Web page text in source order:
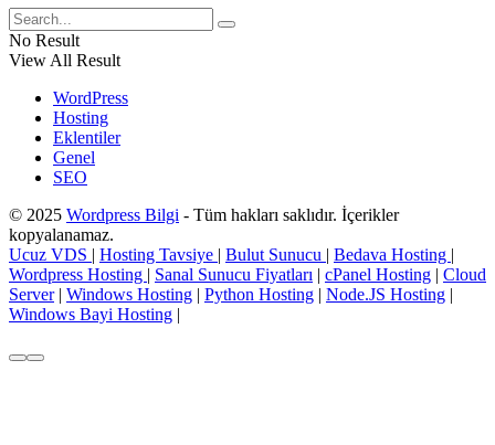
No Result
View All Result
WordPress
Hosting
Eklentiler
Genel
SEO
© 2025 Wordpress Bilgi - Tüm hakları saklıdır. İçerikler
kopyalanamaz.
Ucuz VDS | Hosting Tavsiye | Bulut Sunucu | Bedava Hosting |
Wordpress Hosting | Sanal Sunucu Fiyatları | cPanel Hosting | Cloud
Server| Windows Hosting | Python Hosting | Node.JS Hosting |
Windows Bayi Hosting |